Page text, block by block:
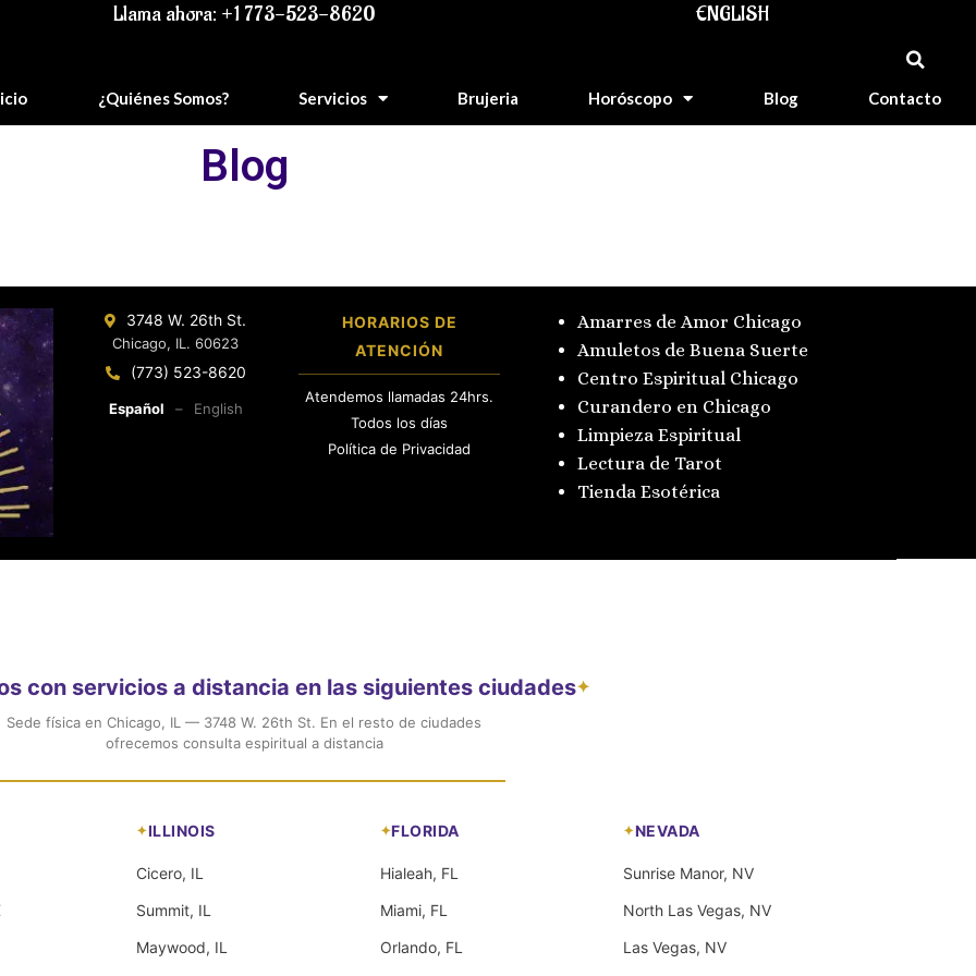
Llama ahora: +1 773-523-8620 ENGLISH
¿Quiénes Somos? Servicios Brujeria Horóscopo Blog Contacto
Blog
3748 W. 26th St.
Chicago, IL. 60623
(773) 523-8620
Español – English
HORARIOS DE
ATENCIÓN
Atendemos llamadas 24hrs.
Todos los días
Política de Privacidad
Amarres de Amor Chicago
Amuletos de Buena Suerte
Centro Espiritual Chicago
Curandero en Chicago
Limpieza Espiritual
Lectura de Tarot
Tienda Esotérica
con servicios a distancia en las siguientes ciudades✦
Sede física en Chicago, IL — 3748 W. 26th St. En el resto de ciudades
ofrecemos consulta espiritual a distancia
ILLINOIS
Cicero, IL
Summit, IL
Maywood, IL
FLORIDA
Hialeah, FL
Miami, FL
Orlando, FL
NEVADA
Sunrise Manor, NV
North Las Vegas, NV
Las Vegas, NV